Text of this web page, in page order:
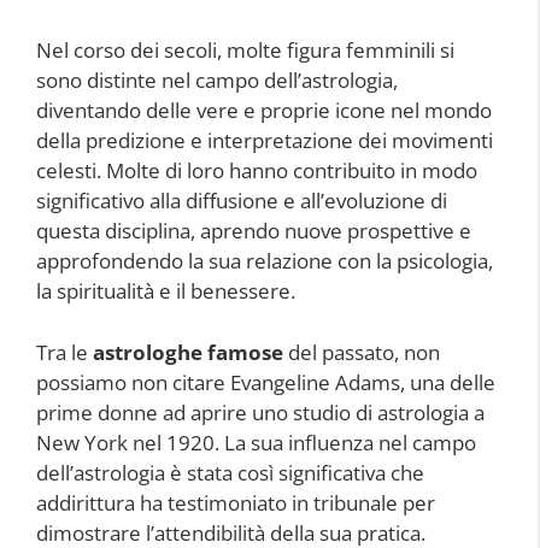
Nel corso dei secoli, molte figura femminili si
sono distinte nel campo dell’astrologia,
diventando delle vere e proprie icone nel mondo
della predizione e interpretazione dei movimenti
celesti. Molte di loro hanno contribuito in modo
significativo alla diffusione e all’evoluzione di
questa disciplina, aprendo nuove prospettive e
approfondendo la sua relazione con la psicologia,
la spiritualità e il benessere.
Tra le astrologhe famose del passato, non
possiamo non citare Evangeline Adams, una delle
prime donne ad aprire uno studio di astrologia a
New York nel 1920. La sua influenza nel campo
dell’astrologia è stata così significativa che
addirittura ha testimoniato in tribunale per
dimostrare l’attendibilità della sua pratica.